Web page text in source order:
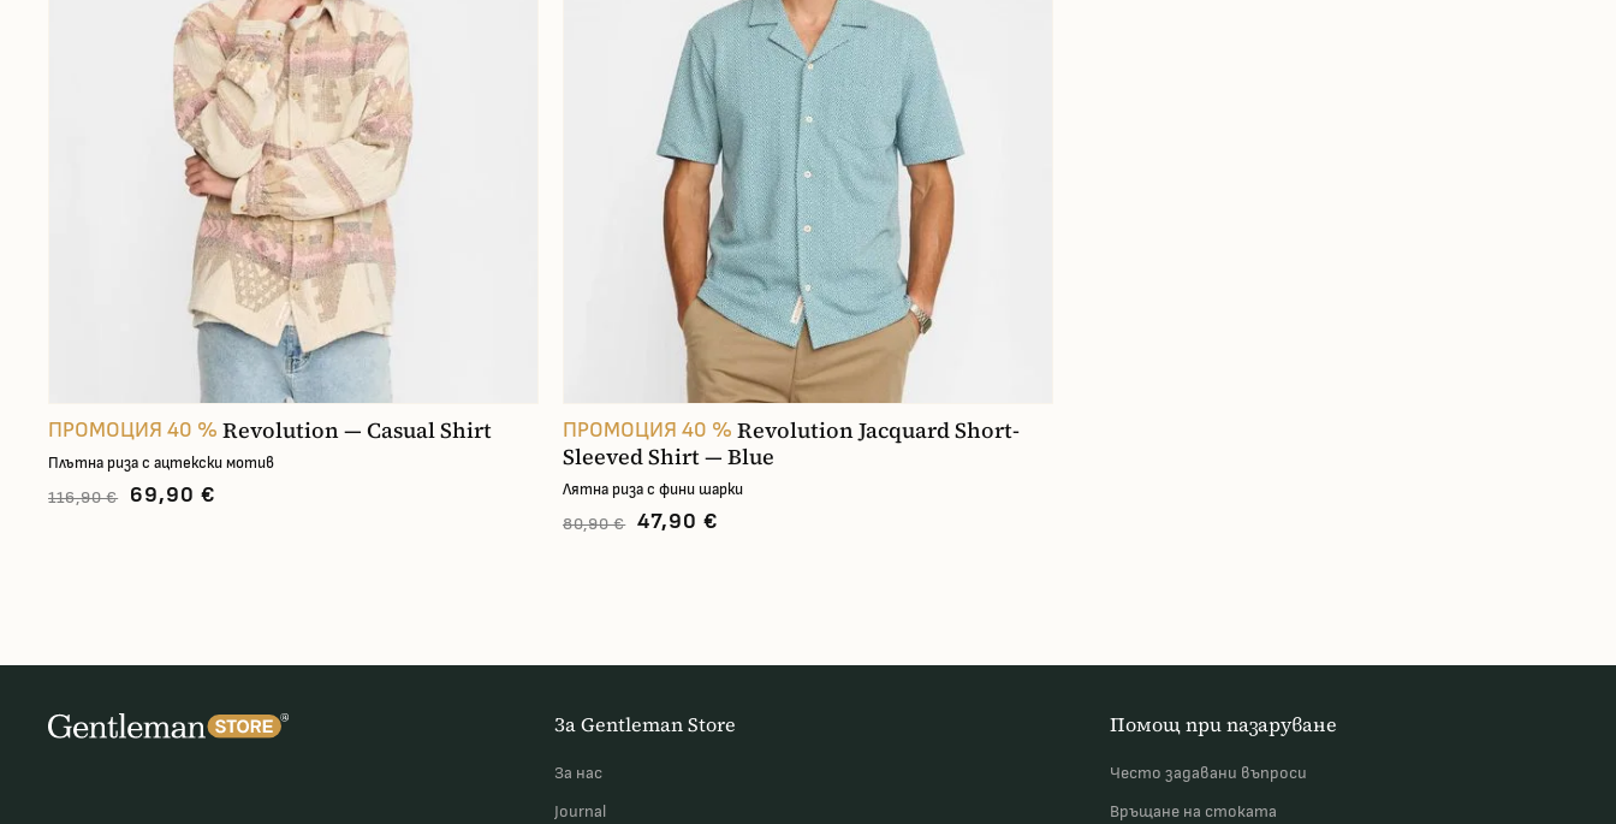
ПРОМОЦИЯ 40 % Revolution — Casual Shirt
Плътна риза с ацтекски мотив
116,90 € 69,90 €
ПРОМОЦИЯ 40 % Revolution Jacquard Short-
Sleeved Shirt — Blue
Лятна риза с фини шарки
80,90 € 47,90 €
За Gentleman Store
За наc
Journal
Помощ при пазаруване
Често задавани въпроси
Връщане на стоката